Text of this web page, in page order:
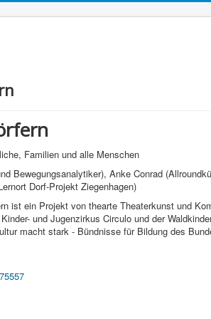
Familien und alle Menschen
Bewegungsanalytiker), Anke Conrad
Dorf-Projekt Ziegenhagen)
ist ein Projekt von thearte Theaterkunst und
und Jugenzirkus Circulo und der
macht stark - Bündnisse für Bildung des